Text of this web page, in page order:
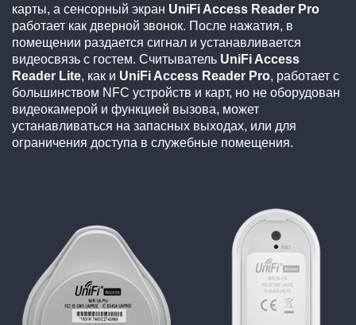
карты, а сенсорный экран UniFi Access Reader Pro
работает как дверной звонок. После нажатия, в
помещении раздается сигнал и устанавливается
видеосвязь с гостем. Считыватель UniFi Access
Reader Lite, как и UniFi Access Reader Pro, работает с
большинством NFC устройств и карт, но не оборудован
видеокамерой и функцией вызова, может
устанавливаться на запасных выходах, или для
ограничения доступа в служебные помещения.